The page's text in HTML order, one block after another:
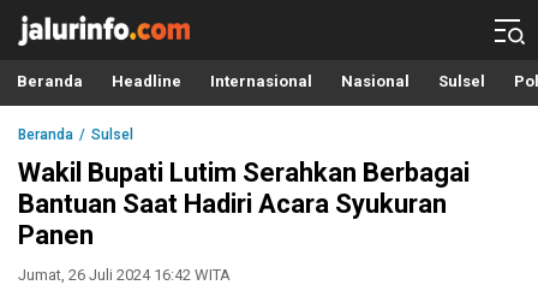
Info Terbaru, Berita Terkini Hari Ini, Jalurinfo.com
Terkini, Akurat dan Terpercaya
Beranda Headline Internasional Nasional Sulsel
Beranda Sulsel
Wakil Bupati Lutim Serahkan Berbagai
Bantuan Saat Hadiri Acara Syukuran
Panen
Jumat, 26 Juli 2024 16:42 WITA